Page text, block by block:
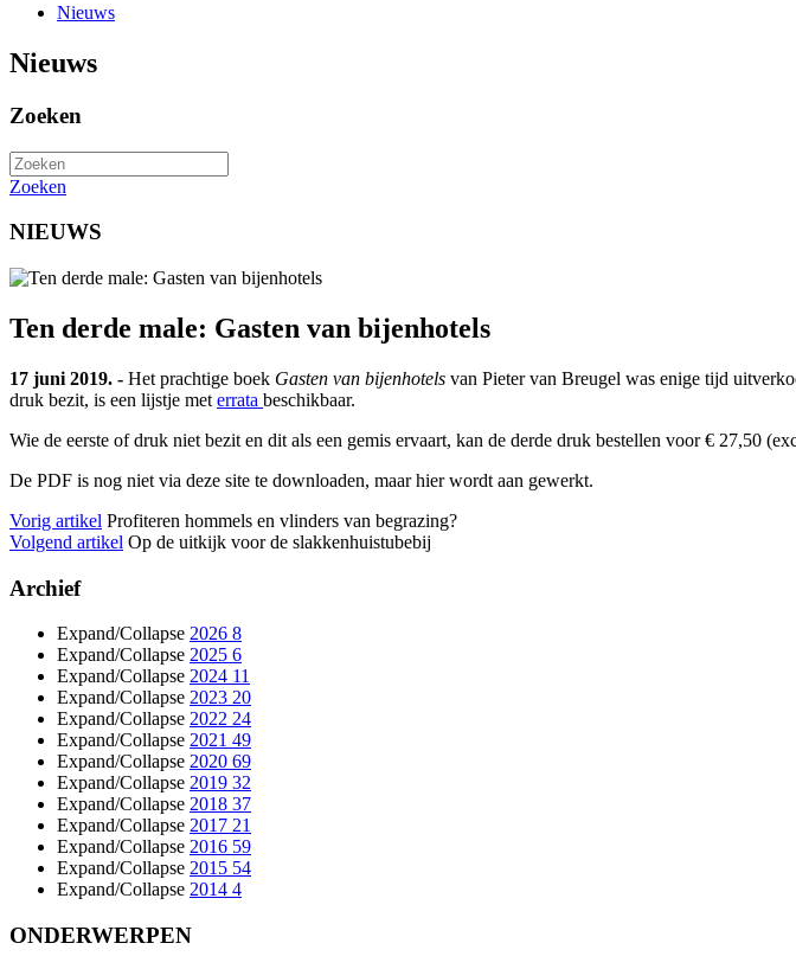
Nieuws
Nieuws
Zoeken
Zoeken
NIEUWS
Ten derde male: Gasten van bijenhotels
17 juni 2019. - Het prachtige boek Gasten van bijenhotels van Pieter van Breugel was enige tijd
druk bezit, is een lijstje met errata beschikbaar.
Wie de eerste of druk niet bezit en dit als een gemis ervaart, kan de derde druk bestellen voor € 27,50
De PDF is nog niet via deze site te downloaden, maar hier wordt aan gewerkt.
Vorig artikel Profiteren hommels en vlinders van begrazing?
Volgend artikel Op de uitkijk voor de slakkenhuistubebij
Archief
Expand/Collapse 2026 8
Expand/Collapse 2025 6
Expand/Collapse 2024 11
Expand/Collapse 2023 20
Expand/Collapse 2022 24
Expand/Collapse 2021 49
Expand/Collapse 2020 69
Expand/Collapse 2019 32
Expand/Collapse 2018 37
Expand/Collapse 2017 21
Expand/Collapse 2016 59
Expand/Collapse 2015 54
Expand/Collapse 2014 4
ONDERWERPEN